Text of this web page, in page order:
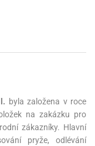
byla založena v roce
na zakázku pro
zákazníky. Hlavní
pryže, odlévání